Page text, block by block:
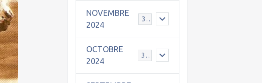
NOVEMBRE
2024
30
OCTOBRE
2024
31